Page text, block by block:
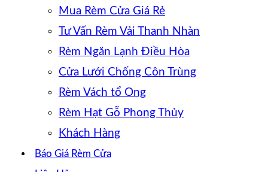
Mua Rèm Cửa Giá Rẻ
Tư Vấn Rèm Vải Thanh Nhàn
Rèm Ngăn Lạnh Điều Hòa
Cửa Lưới Chống Côn Trùng
Rèm Vách tổ Ong
Rèm Hạt Gỗ Phong Thủy
Khách Hàng
Báo Giá Rèm Cửa